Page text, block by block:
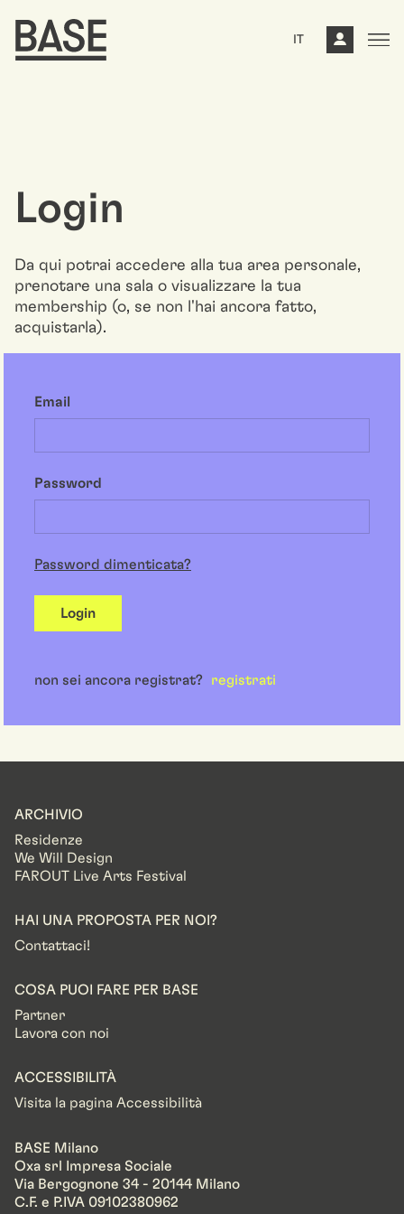
IT
Login
Da qui potrai accedere alla tua area personale,
prenotare una sala o visualizzare la tua
membership (o, se non l'hai ancora fatto,
acquistarla).
Email
Password
Password dimenticata?
Login
non sei ancora registrat? registrati
ARCHIVIO
Residenze
We Will Design
FAROUT Live Arts Festival
HAI UNA PROPOSTA PER NOI?
Contattaci!
COSA PUOI FARE PER BASE
Partner
Lavora con noi
ACCESSIBILITÀ
Visita la pagina Accessibilità
BASE Milano
Oxa srl Impresa Sociale
Via Bergognone 34 - 20144 Milano
C.F. e P.IVA 09102380962